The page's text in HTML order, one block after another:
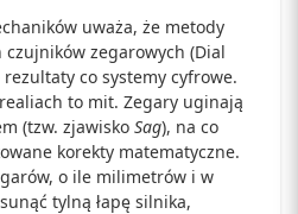
uważa, że metody
zegarowych (Dial
co systemy cyfrowe.
to mit. Zegary uginają
(tzw. zjawisko Sag), na co
korekty matematyczne.
o ile milimetrów i w
tylną łapę silnika,